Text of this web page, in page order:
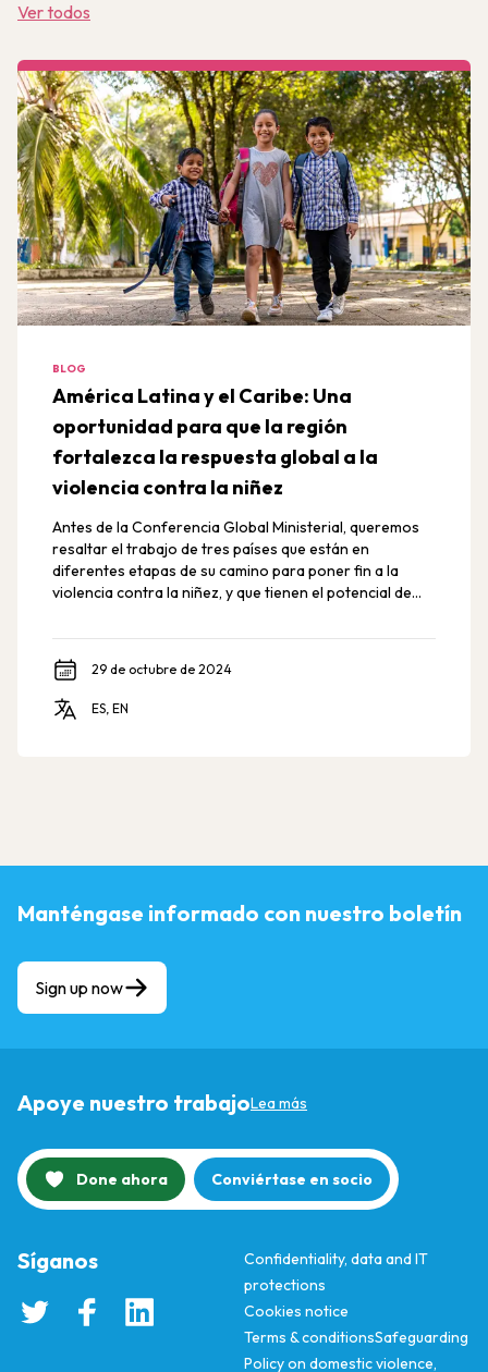
Ver todos
BLOG
América Latina y el Caribe: Una
oportunidad para que la región
fortalezca la respuesta global a la
violencia contra la niñez
Antes de la Conferencia Global Ministerial, queremos
resaltar el trabajo de tres países que están en
diferentes etapas de su camino para poner fin a la
violencia contra la niñez, y que tienen el potencial de
diferencia en las vidas de millones de niños, niñas y
adolescentes.
29 de octubre de 2024
ES, EN
Manténgase informado con nuestro boletín
Sign up now
Apoye nuestro trabajoLea más
Done ahora Conviértase en socio
Confidentiality, data and IT
protections
Cookies notice
Terms & conditionsSafeguarding
Policy on domestic violence,
Síganos